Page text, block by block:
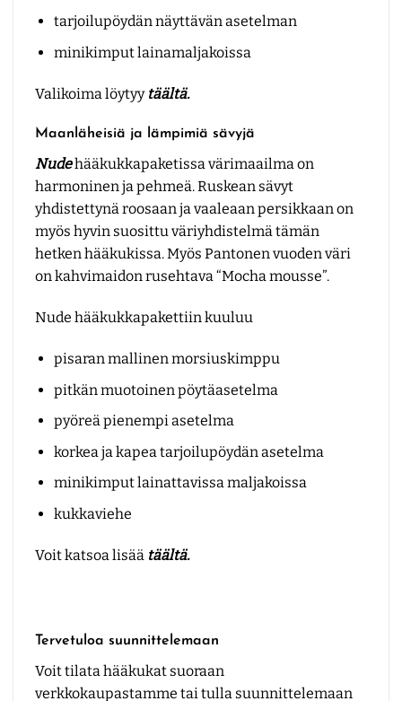
tarjoilupöydän näyttävän asetelman
minikimput lainamaljakoissa
Valikoima löytyytäältä.
Maanläheisiä ja lämpimiä sävyjä
Nudehääkukkapaketissa värimaailma on
harmoninen ja pehmeä. Ruskean sävyt
yhdistettynä roosaan ja vaaleaan persikkaan on
myös hyvin suosittu väriyhdistelmä tämän
hetken hääkukissa. Myös Pantonen vuoden väri
on kahvimaidon rusehtava “Mocha mousse”.
Nude hääkukkapakettiin kuuluu
pisaran mallinen morsiuskimppu
pitkän muotoinen pöytäasetelma
pyöreä pienempi asetelma
korkea ja kapea tarjoilupöydän asetelma
minikimput lainattavissa maljakoissa
kukkaviehe
Voit katsoa lisää täältä.
Tervetuloa suunnittelemaan
Voit tilata hääkukat suoraan
verkkokaupastamme tai tulla suunnittelemaan